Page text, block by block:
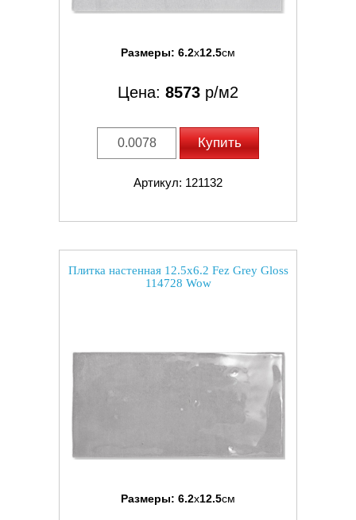
Размеры: 6.2x12.5см
Цена: 8573 р/м2
Купить
Артикул: 121132
Плитка настенная 12.5x6.2 Fez Grey Gloss
114728 Wow
Размеры: 6.2x12.5см